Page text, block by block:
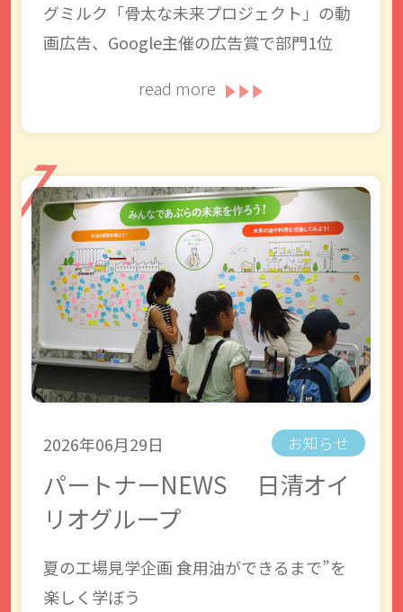
グミルク「骨太な未来プロジェクト」の動
画広告、Google主催の広告賞で部門1位
read more
2026年06月29日 お知らせ
パートナーNEWS 日清オイ
リオグループ
夏の工場見学企画 食用油ができるまで”を
楽しく学ぼう